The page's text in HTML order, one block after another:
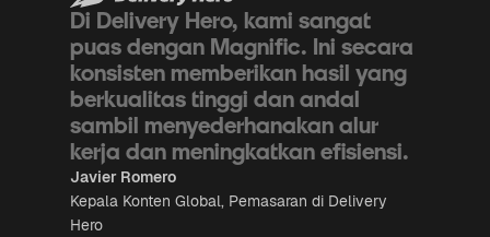
Di Delivery Hero, kami sangat
puas dengan Magnific. Ini secara
konsisten memberikan hasil yang
berkualitas tinggi dan andal
sambil menyederhanakan alur
kerja dan meningkatkan efisiensi.
Javier Romero
Kepala Konten Global, Pemasaran di Delivery
Hero